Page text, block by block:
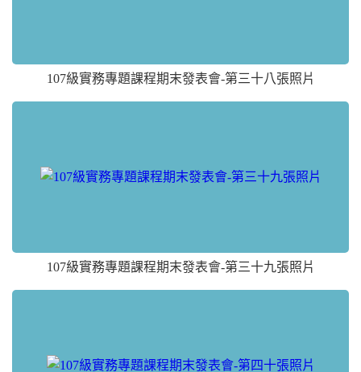
107級實務專題課程期末發表會-第三十八張照片
107級實務專題課程期末發表會-第三十九張照片